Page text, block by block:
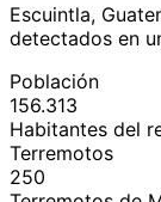
Escuintla,
detectados en
Población
156.313
Habitantes del
Terremotos
250